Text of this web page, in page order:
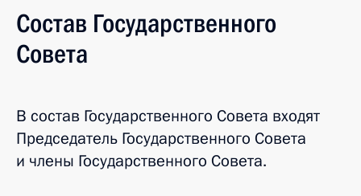
Состав Государственного
Совета
В состав Государственного Совета входят
Председатель Государственного Совета
и члены Государственного Совета.